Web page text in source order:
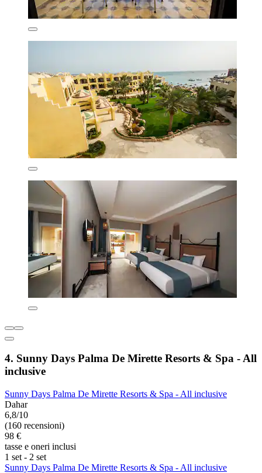
4. Sunny Days Palma De Mirette Resorts & Spa - All
inclusive
Sunny Days Palma De Mirette Resorts & Spa - All inclusive
Dahar
6,8/10
(160 recensioni)
98 €
tasse e oneri inclusi
1 set - 2 set
Sunny Days Palma De Mirette Resorts & Spa - All inclusive